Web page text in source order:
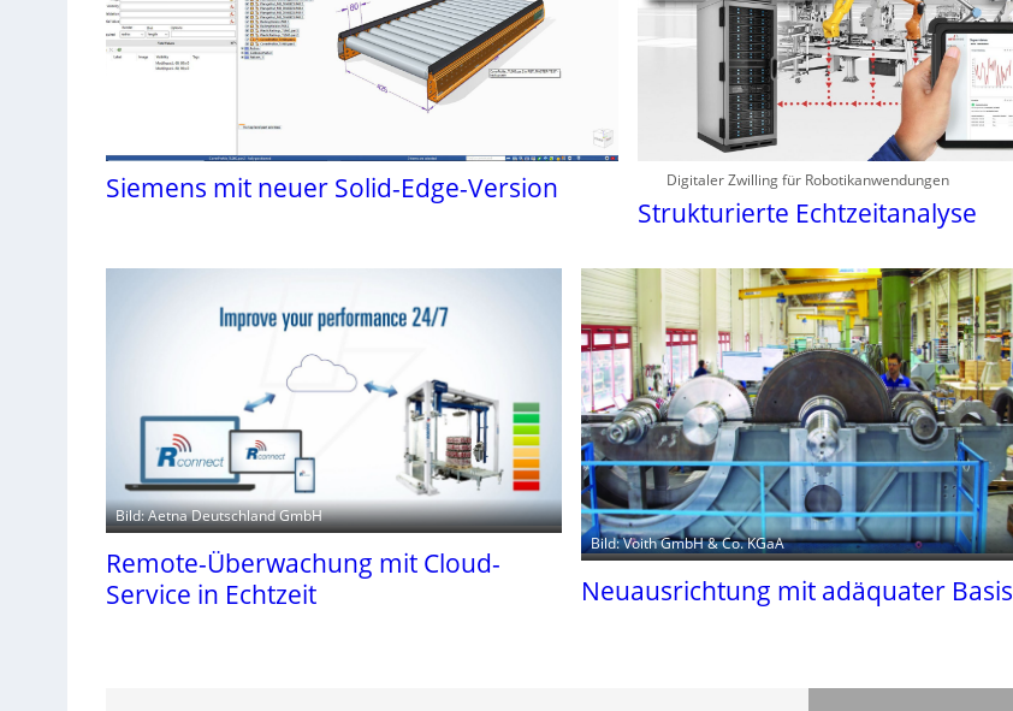
Siemens mit neuer Solid-Edge-Version Digitaler Zwilling für Robotikanwendungen
Strukturierte Echtzeitanalyse
Bild: Aetna Deutschland GmbH
Remote-Überwachung mit Cloud-
Service in Echtzeit
Bild: Voith GmbH & Co. KGaA
Neuausrichtung mit adäquater Basis